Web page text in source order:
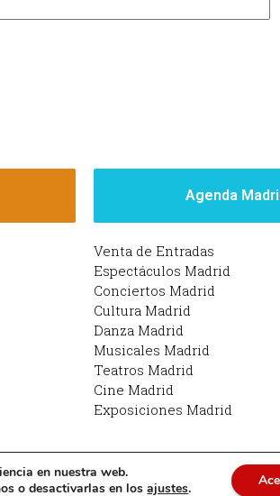
Agenda
Venta de Entradas
Espectáculos Madrid
Conciertos Madrid
Cultura Madrid
Danza Madrid
Musicales Madrid
Teatros Madrid
Cine Madrid
Exposiciones Madrid
Planes en Madrid: qué hacer en
en nuestra web.
o desactivarlas en losajustes.